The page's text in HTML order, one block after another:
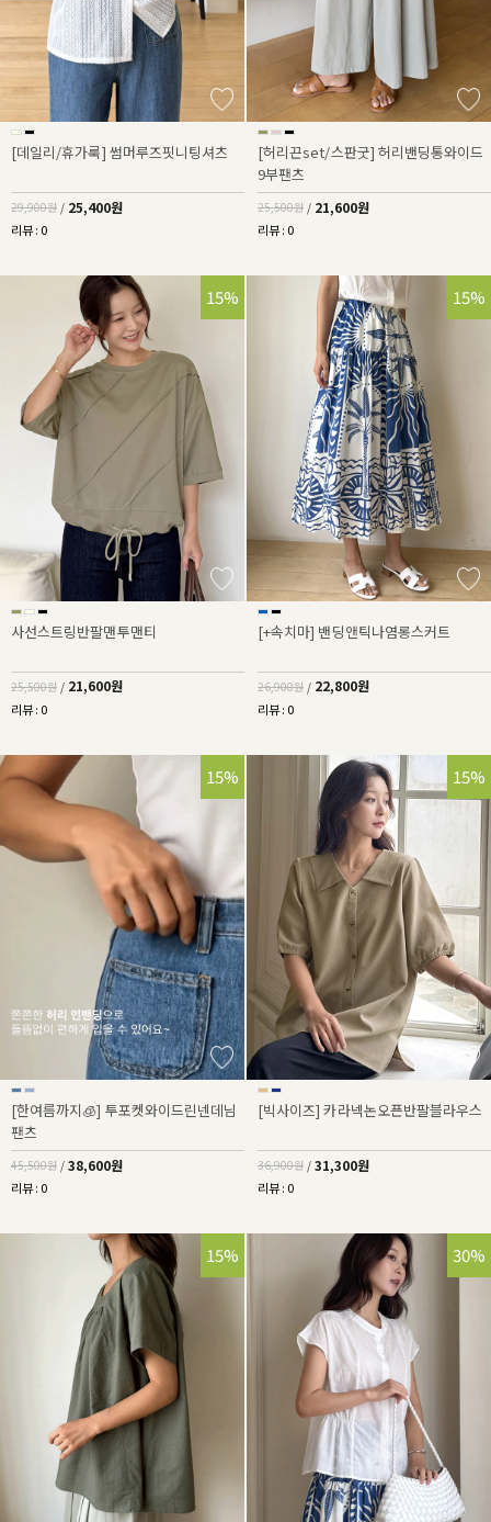
[데일리/휴가룩] 썸머루즈핏니팅셔츠
29,900원 / 25,400원
리뷰 : 0
[허리끈set/스판굿] 허리밴딩통와이드
9부팬츠
25,500원 / 21,600원
리뷰 : 0
15%
사선스트링반팔맨투맨티
25,500원 / 21,600원
리뷰 : 0
15%
[+속치마] 밴딩앤틱나염롱스커트
26,900원 / 22,800원
리뷰 : 0
15%
[한여름까지🧊] 투포켓와이드린넨데님
팬츠
45,500원 / 38,600원
리뷰 : 0
15%
[빅사이즈] 카라넥논오픈반팔블라우스
36,900원 / 31,300원
리뷰 : 0
15% 30%